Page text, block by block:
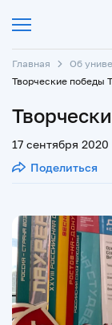
Главная Об
Творческие победы
17 сентября 2020
Поделиться